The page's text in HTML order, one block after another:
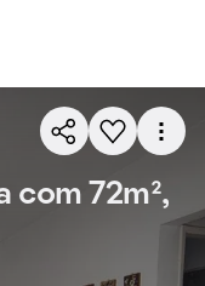
com 72m²,